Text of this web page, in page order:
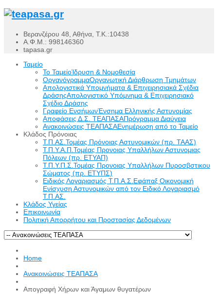
Βερανζέρου 48, Αθήνα, Τ.Κ.:10438
Α.Φ.Μ.: 998146360
tapasa.gr
Ταμείο
Το ΤαμείοΊδρυση & Νομοθεσία
ΟργανόγραμμαΟργανωτική Διάρθρωση Τμημάτων
Απολογιστικά Υπομνήματα & Επιχειρησιακά Σχέδια
ΔράσηςΑπολογιστικό Υπόμνημα & Επιχειρησιακό
Σχέδιο Δράσης
Γραφείο ΕνσήμωνΈνσημα Ελληνικής Αστυνομίας
Αποφάσεις Δ.Σ. ΤΕΑΠΑΣΑΠρόγραμμα Διαύγεια
Ανακοινώσεις ΤΕΑΠΑΣΑΕνημέρωση από το Ταμείο
Κλάδος Πρόνοιας
Τ.Π.ΑΣ.Τομέας Πρόνοιας Αστυνομικών (πρ. ΤΑΑΣ)
Τ.Π.Υ.Α.Π.Τομέας Προνοιας Υπαλλήλων Αστυνομιας
Πόλεων (πρ. ΕΤΥΑΠ)
Τ.Π.Υ.Π.Σ.Τομέας Προνοιας Υπαλλήλων Πυροσβστικου
Σώματος (πρ. ΕΤΥΠΣ)
Ειδικός Λογαριασμός Τ.Π.Α.Σ.Εφάπαξ Οικονομική
Ενίσχυση Αστυνομικών από τον Ειδικό Λογαριασμό
Τ.Π.ΑΣ.
Κλάδος Υγείας
Επικοινωνία
Πολιτική Απορρήτου και Προστασίας Δεδομένων
Home
Ανακοινώσεις ΤΕΑΠΑΣΑ
Απογραφή Χήρων και Άγαμων θυγατέρων